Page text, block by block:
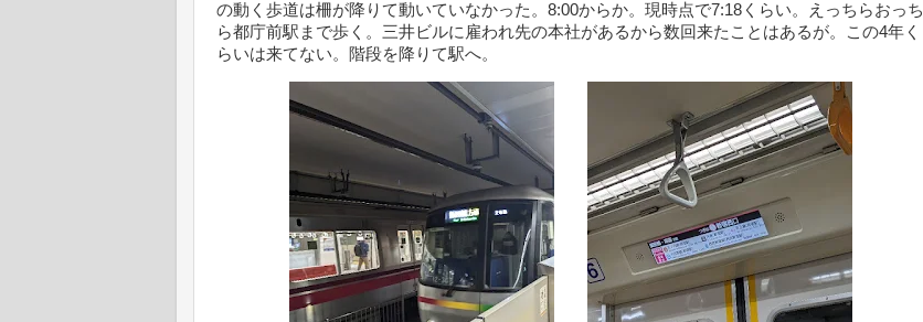
の動く歩道は柵が降りて動いていなかった。8:00からか。現時点で7:18くらい。えっちらおっち
ら都庁前駅まで歩く。三井ビルに雇われ先の本社があるから数回来たことはあるが。この4年く
らいは来てない。階段を降りて駅へ。